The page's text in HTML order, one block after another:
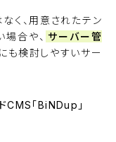
く、用意されたテン
合や、 サーバー管
も検討しやすいサー
CMS「BiNDup」